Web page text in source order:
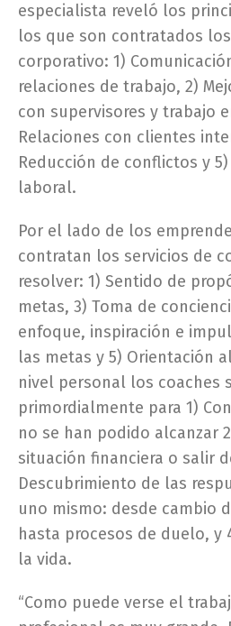
especialista reveló los
los que son contratados
corporativo: 1)
relaciones de trabajo, 2)
con supervisores y trabajo
Relaciones con clientes
Reducción de conflictos y
laboral.
Por el lado de los
contratan los servicios de
resolver: 1) Sentido de
metas, 3) Toma de
enfoque, inspiración e
las metas y 5) Orientación
nivel personal los coaches
primordialmente para 1)
no se han podido alcanzar
situación financiera o salir
Descubrimiento de las
uno mismo: desde cambio
hasta procesos de duelo, y
la vida.
“Como puede verse el